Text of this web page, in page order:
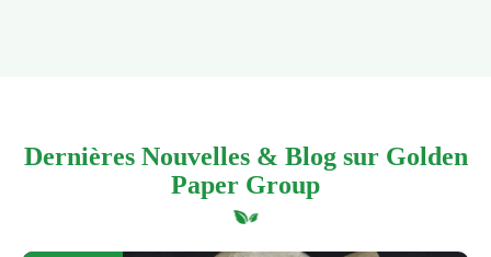
Dernières Nouvelles & Blog sur Golden
Paper Group